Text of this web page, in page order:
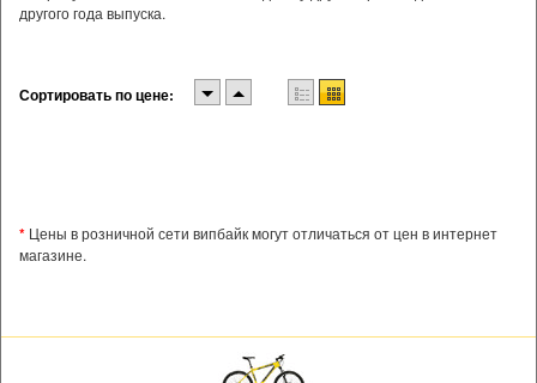
другого года выпуска.
Сортировать по цене:
* Цены в розничной сети випбайк могут отличаться от цен в интернет
магазине.